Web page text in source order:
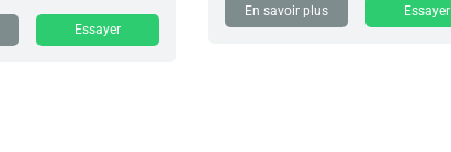
Essayer
En savoir plus Essayer